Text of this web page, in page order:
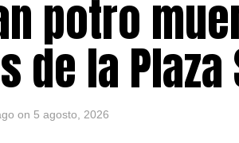
potro
de la Plaza
on 5 agosto, 2026